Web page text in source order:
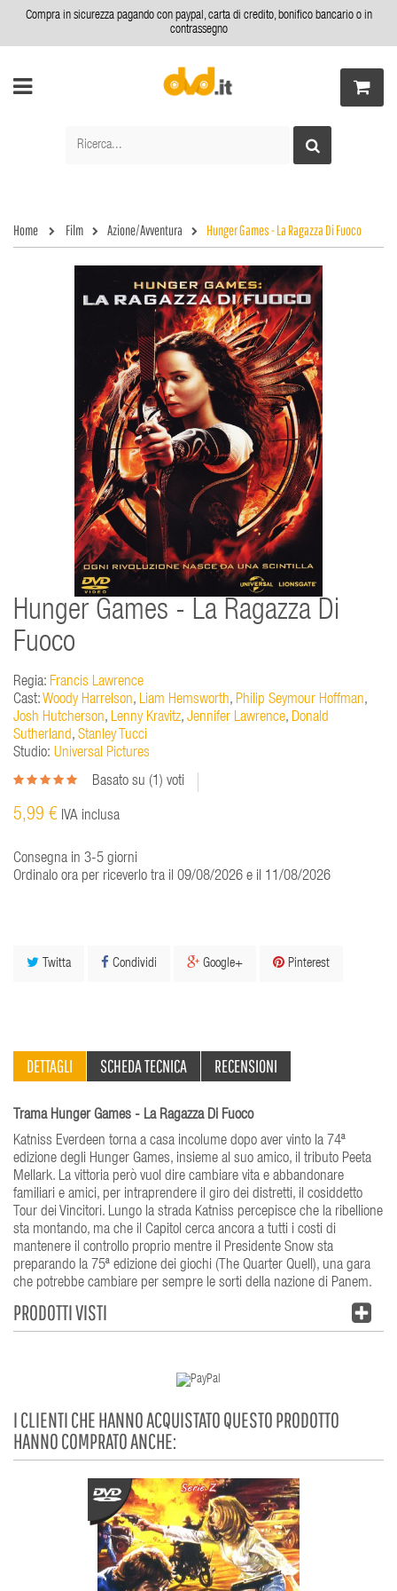
Compra in sicurezza pagando con paypal, carta di credito, bonifico bancario o in
contrassegno
Home Film Azione/Avventura Hunger Games - La Ragazza Di Fuoco
Hunger Games - La Ragazza Di
Fuoco
Regia: Francis Lawrence
Cast:Woody Harrelson, Liam Hemsworth, Philip Seymour Hoffman,
Josh Hutcherson, Lenny Kravitz, Jennifer Lawrence, Donald
Sutherland, Stanley Tucci
Studio: Universal Pictures
Basato su (1) voti
5,99 € IVA inclusa
Consegna in 3-5 giorni
Ordinalo ora per riceverlo tra il 09/08/2026 e il 11/08/2026
Twitta Condividi Google+ Pinterest
DETTAGLI SCHEDA TECNICA RECENSIONI
Trama Hunger Games - La Ragazza Di Fuoco
Katniss Everdeen torna a casa incolume dopo aver vinto la 74ª
edizione degli Hunger Games, insieme al suo amico, il tributo Peeta
Mellark. La vittoria però vuol dire cambiare vita e abbandonare
familiari e amici, per intraprendere il giro dei distretti, il cosiddetto
Tour dei Vincitori. Lungo la strada Katniss percepisce che la ribellione
sta montando, ma che il Capitol cerca ancora a tutti i costi di
mantenere il controllo proprio mentre il Presidente Snow sta
preparando la 75ª edizione dei giochi (The Quarter Quell), una gara
che potrebbe cambiare per sempre le sorti della nazione di Panem.
PRODOTTI VISTI
I CLIENTI CHE HANNO ACQUISTATO QUESTO PRODOTTO
HANNO COMPRATO ANCHE: